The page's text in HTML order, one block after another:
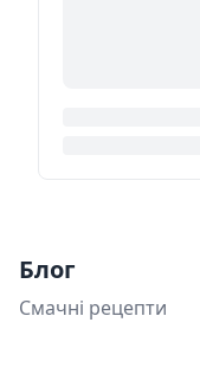
Блог
Смачні рецепти